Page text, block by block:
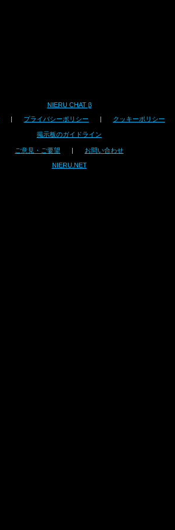
NIERU CHAT β
| プライバシーポリシー | クッキーポリシー
掲示板のガイドライン
ご意見・ご要望 | お問い合わせ
NIERU.NET